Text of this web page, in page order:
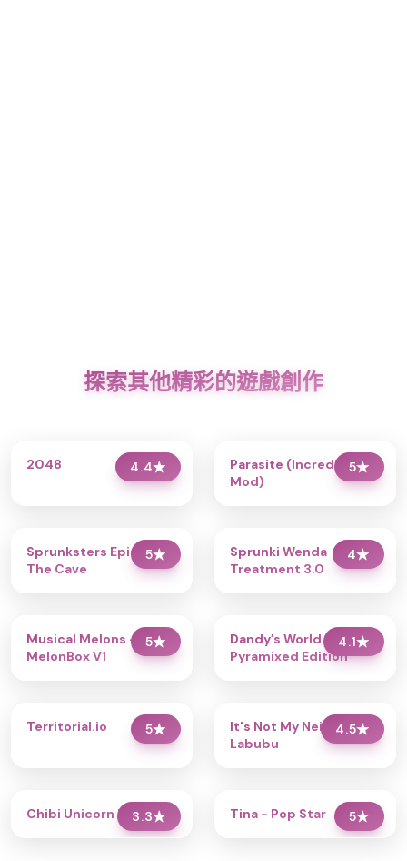
探索其他精彩的遊戲創作
4.4★
2048 5★
Parasite (Incredibox
Mod)
5★
Sprunksters Episode 2:
The Cave
4★
Sprunki Wenda
Treatment 3.0
5★
Musical Melons –
MelonBox V1
4.1★
Dandy’s World
Pyramixed Edition
5★
Territorial.io 4.5★
It's Not My Neighbor:
Labubu
3.3★
Chibi Unicorn Dress Up 5★
Tina - Pop Star